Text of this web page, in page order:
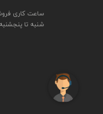
​​ساعت کاری
شنبه تا پنجشنبه: 08:00 الی